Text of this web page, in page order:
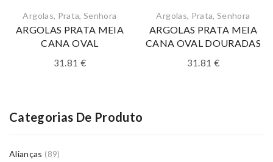
Argolas, Prata,Senhora
ARGOLAS PRATA MEIA
CANA OVAL
31.81 €
Argolas, Prata,Senhora
ARGOLAS PRATA MEIA
CANA OVAL DOURADAS
31.81 €
Categorias De Produto
Alianças (89)